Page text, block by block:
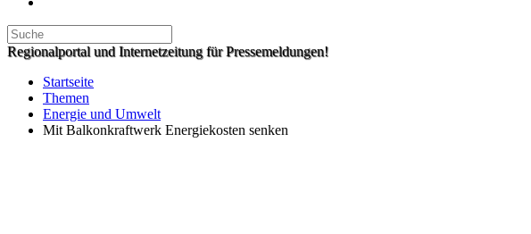
Regionalportal und Internetzeitung für Pressemeldungen!
Startseite
Themen
Energie und Umwelt
Mit Balkonkraftwerk Energiekosten senken